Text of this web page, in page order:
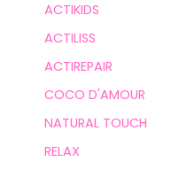
ACTIKIDS
ACTILISS
ACTIREPAIR
COCO D'AMOUR
NATURAL TOUCH
RELAX